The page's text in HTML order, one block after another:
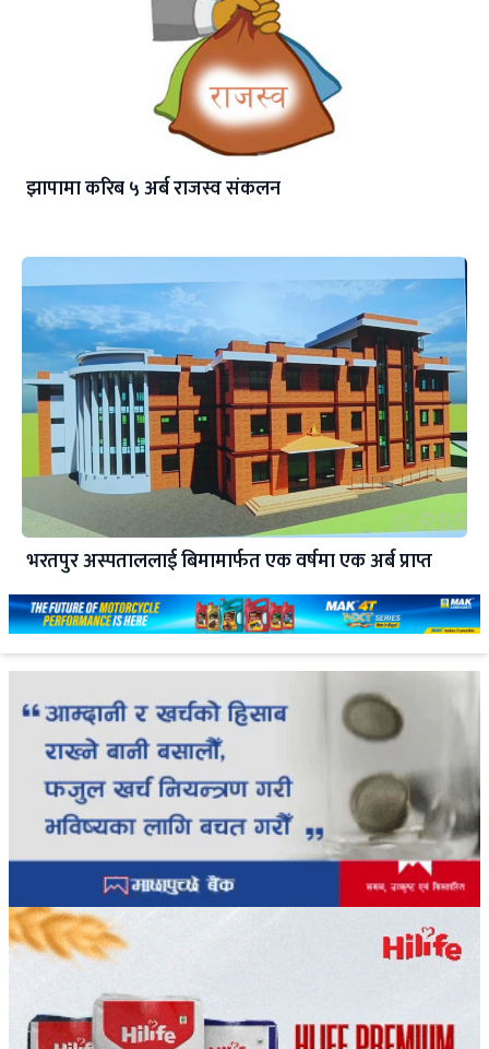
झापामा करिब ५ अर्ब राजस्व संकलन
भरतपुर अस्पताललाई बिमामार्फत एक वर्षमा एक अर्ब प्राप्त